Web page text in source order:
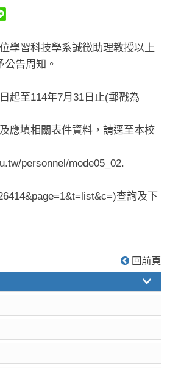
科技學系誠徵助理教授以上
告周知。
起至114年7月31日止(郵戳為
應填相關表件資料，請逕至本校
personnel/mode05_02.
查詢及下
回前頁